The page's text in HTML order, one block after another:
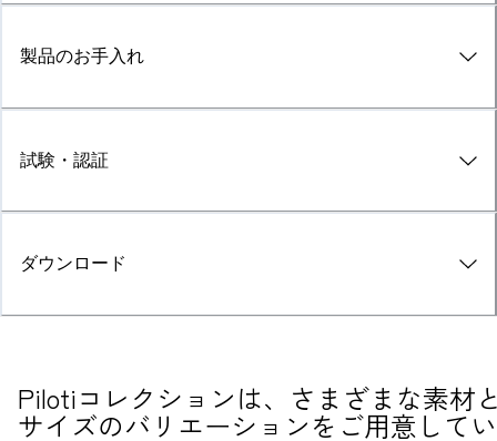
製品のお手入れ
試験・認証
ダウンロード
Pilotiコレクションは、さまざまな素材
サイズのバリエーションをご用意してい